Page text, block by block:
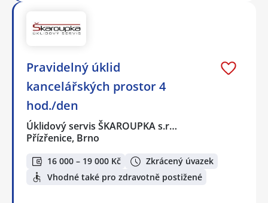
Pravidelný úklid
kancelářských prostor 4
hod./den
Úklidový servis ŠKAROUPKA s.r…
Přízřenice, Brno
16 000 – 19 000 Kč
Zkrácený úvazek
Vhodné také pro zdravotně postižené